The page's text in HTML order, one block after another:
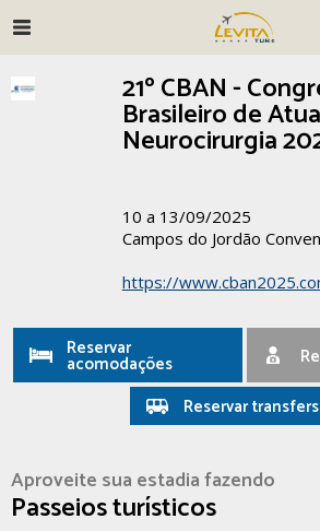
21º CBAN -
Brasileiro de
Neurocirurgia
10 a 13/09/2025
Campos do Jordão
https://
Reservar
acomodações
Reservar transfers
Aproveite sua estadia fazendo
Passeios turísticos